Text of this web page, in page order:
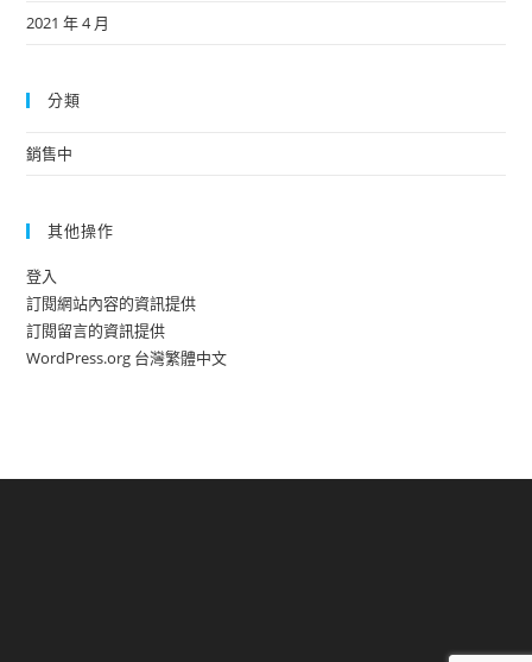
2021 年 4 月
分類
銷售中
其他操作
登入
訂閱網站內容的資訊提供
訂閱留言的資訊提供
WordPress.org 台灣繁體中文